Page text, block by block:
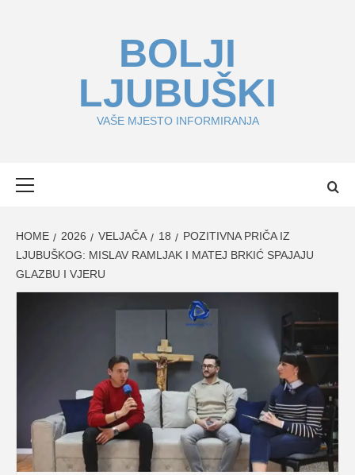
BOLJI
LJUBUŠKI
VAŠE MJESTO INFORMIRANJA
HOME 2026 VELJAČA 18
POZITIVNA PRIČA IZ
LJUBUŠKOG: MISLAV RAMLJAK I MATEJ BRKIĆ SPAJAJU
GLAZBU I VJERU